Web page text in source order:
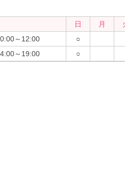
日 月
～12:00
○
～19:00 ○